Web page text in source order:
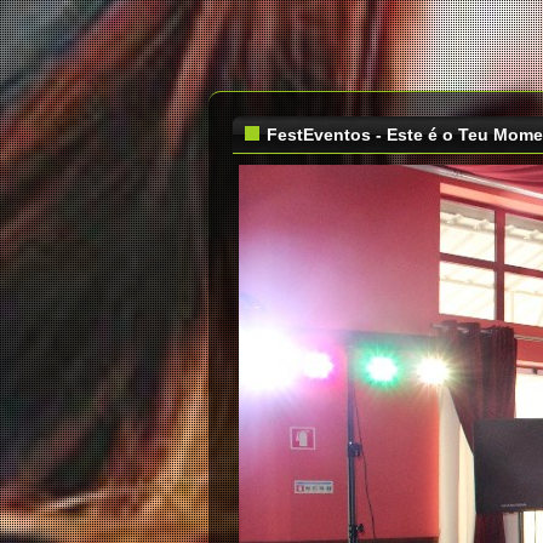
FestEventos - Este é o Teu